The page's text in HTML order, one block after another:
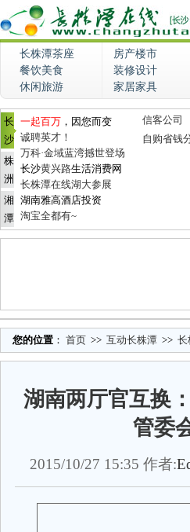
长株潭茶座 房产楼市
餐饮美食
装修设计
休闲旅游
家居家具
长
沙
株
洲
湘
潭
一起百万 ，因您而变
诚聘英才！
万科·金域蓝湾撼世登场
长沙黄兴路生活消费网
长株潭在线湖大参展
湖南雅高酒店投资
淘宝全都有~
信客公司
自购省钱
您的位置 ： 首页 >> 互动长株潭 >> 长
湖南两厅官互换
管委
2015/10/27 15:35 作者: